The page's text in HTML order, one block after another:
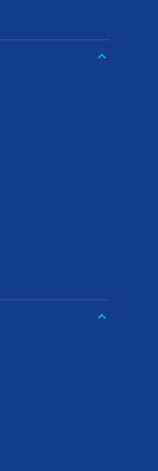
keyboard_arrow_down
keyboard_arrow_down